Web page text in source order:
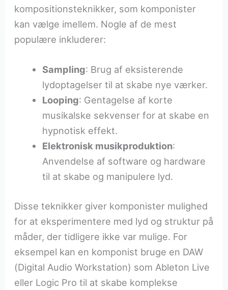
kompositionsteknikker, som komponister
kan vælge imellem. Nogle af de mest
populære inkluderer:
Sampling: Brug af eksisterende
lydoptagelser til at skabe nye værker.
Looping: Gentagelse af korte
musikalske sekvenser for at skabe en
hypnotisk effekt.
Elektronisk musikproduktion:
Anvendelse af software og hardware
til at skabe og manipulere lyd.
Disse teknikker giver komponister mulighed
for at eksperimentere med lyd og struktur på
måder, der tidligere ikke var mulige. For
eksempel kan en komponist bruge en DAW
(Digital Audio Workstation) som Ableton Live
eller Logic Pro til at skabe komplekse